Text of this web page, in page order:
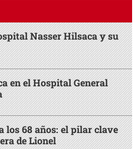
Nasser Hilsaca y su
en el Hospital General
los 68 años: el pilar clave
de Lionel